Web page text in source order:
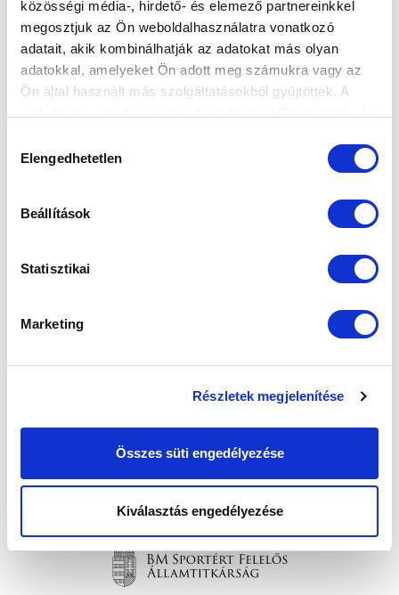
közösségi média-, hirdető- és elemező partnereinkkel
megosztjuk az Ön weboldalhasználatra vonatkozó
adatait, akik kombinálhatják az adatokat más olyan
adatokkal, amelyeket Ön adott meg számukra vagy az
Ön által használt más szolgáltatásokból gyűjtöttek. A
kiválasztása
Elengedhetetlen
Beállítások
Statisztikai
Marketing
Részletek megjelenítése
Összes süti engedélyezése
Kiválasztás engedélyezése
Elfogadom azAdatvédelmi tájékoztatót!
FELIRATKOZOM
SZPONZOROK